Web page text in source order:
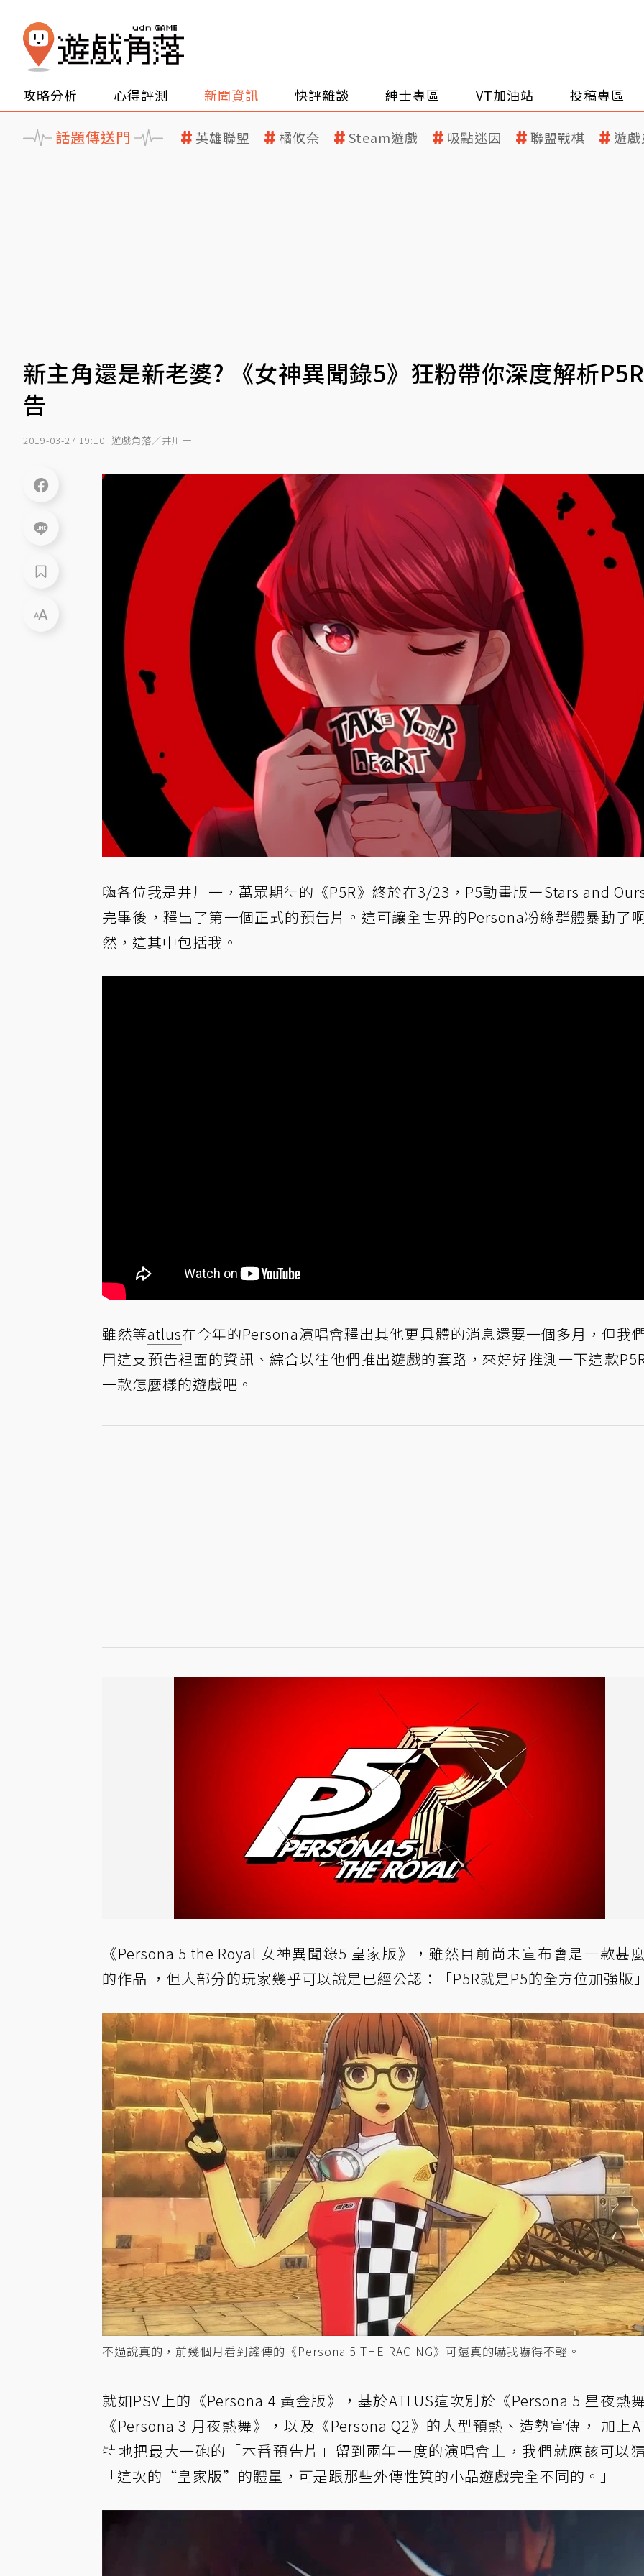
攻略分析 心得評測 新聞資訊 快評雜談 紳士專區 VT加油站 投稿專區
話題傳送門 英雄聯盟 橘攸奈 Steam遊戲 吸點迷因 聯盟戰棋 遊
新主角還是新老婆? 《女神異聞錄5》狂粉帶你深度解析
告
2019-03-27 19:10 遊戲角落／井川一
嗨各位我是井川一，萬眾期待的《P5R》終於在3/23，P5動畫版ーStars and
完畢後，釋出了第一個正式的預告片。這可讓全世界的Persona粉絲群體暴動了
然，這其中包括我。
雖然等atlus在今年的Persona演唱會釋出其他更具體的消息還要一個多月，但我
用這支預告裡面的資訊、綜合以往他們推出遊戲的套路，來好好推測一下這款
一款怎麼樣的遊戲吧。
《Persona 5 the Royal 女神異聞錄5 皇家版》，雖然目前尚未宣布會是一款甚
的作品 ，但大部分的玩家幾乎可以說是已經公認：「P5R就是P5的全方位加強版
不過說真的，前幾個月看到謠傳的《Persona 5 THE RACING》可還真的嚇我嚇得不輕。
就如PSV上的《Persona 4 黃金版》，基於ATLUS這次別於《Persona 5 星夜熱
《Persona 3 月夜熱舞》，以及《Persona Q2》的大型預熱、造勢宣傳， 加上
特地把最大一砲的「本番預告片」留到兩年一度的演唱會上，我們就應該可以
「這次的“皇家版”的體量，可是跟那些外傳性質的小品遊戲完全不同的。」